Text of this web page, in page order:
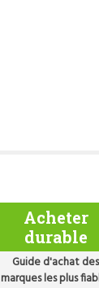
Acheter
durable
Guide d'achat des
marques les plus